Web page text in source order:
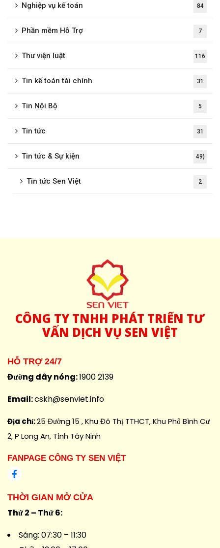
Nghiệp vụ kế toán 84
Phần mềm Hỗ Trợ 7
Thư viện luật 116
Tin kế toán tài chính 31
Tin Nội Bộ 5
Tin tức 31
Tin tức & Sự kiện 49)
Tin tức Sen Việt 2
CÔNG TY TNHH PHÁT TRIỂN TƯ
VẤN DỊCH VỤ SEN VIỆT
HỖ TRỢ 24/7
Đường dây nóng:1900 2139
Email:cskh@senviet.info
Địa chỉ:25 Đường 15 , Khu Đô Thị TTHCT, Khu Phố Bình Cư
2, P Long An, Tỉnh Tây Ninh
FANPAGE CÔNG TY SEN VIỆT
THỜI GIAN MỞ CỬA
Thứ 2 – Thứ 6:
Sáng: 07:30 – 11:30